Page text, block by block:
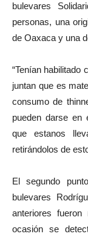
bulevares
personas, una
de Oaxaca y una
“Tenían habilitado
juntan que es
consumo de
pueden darse en
que estanos
retirándolos de
El segundo
bulevares
anteriores
ocasión se